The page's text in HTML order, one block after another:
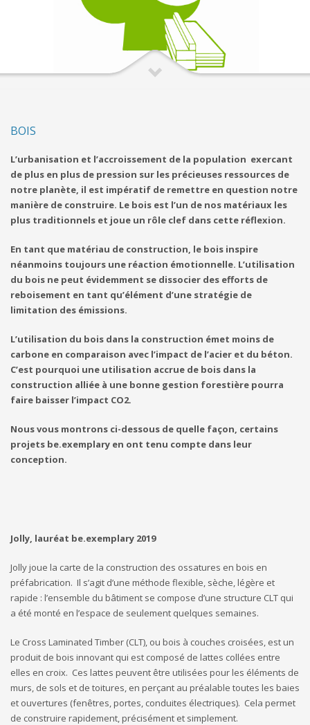
BOIS
L’urbanisation et l’accroissement de la population exercant
de plus en plus de pression sur les précieuses ressources de
notre planète, il est impératif de remettre en question notre
manière de construire. Le bois est l’un de nos matériaux les
plus traditionnels et joue un rôle clef dans cette réflexion.
En tant que matériau de construction, le bois inspire
néanmoins toujours une réaction émotionnelle. L’utilisation
du bois ne peut évidemment se dissocier des efforts de
reboisement en tant qu’élément d’une stratégie de
limitation des émissions.
L’utilisation du bois dans la construction émet moins de
carbone en comparaison avec l’impact de l’acier et du béton.
C’est pourquoi une utilisation accrue de bois dans la
construction alliée à une bonne gestion forestière pourra
faire baisser l’impact CO2.
Nous vous montrons ci-dessous de quelle façon, certains
projets be.exemplary en ont tenu compte dans leur
conception.
Jolly, lauréat be.exemplary 2019
Jolly joue la carte de la construction des ossatures en bois en
préfabrication. Il s’agit d’une méthode flexible, sèche, légère et
rapide : l’ensemble du bâtiment se compose d’une structure CLT qui
a été monté en l’espace de seulement quelques semaines.
Le Cross Laminated Timber (CLT), ou bois à couches croisées, est un
produit de bois innovant qui est composé de lattes collées entre
elles en croix. Ces lattes peuvent être utilisées pour les éléments de
murs, de sols et de toitures, en perçant au préalable toutes les baies
et ouvertures (fenêtres, portes, conduites électriques). Cela permet
de construire rapidement, précisément et simplement.